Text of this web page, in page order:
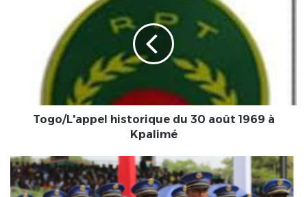
Togo/L'appel historique du 30 août 1969 à
Kpalimé
Togo :
Voici
la